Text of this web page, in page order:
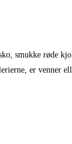
smukke røde
er